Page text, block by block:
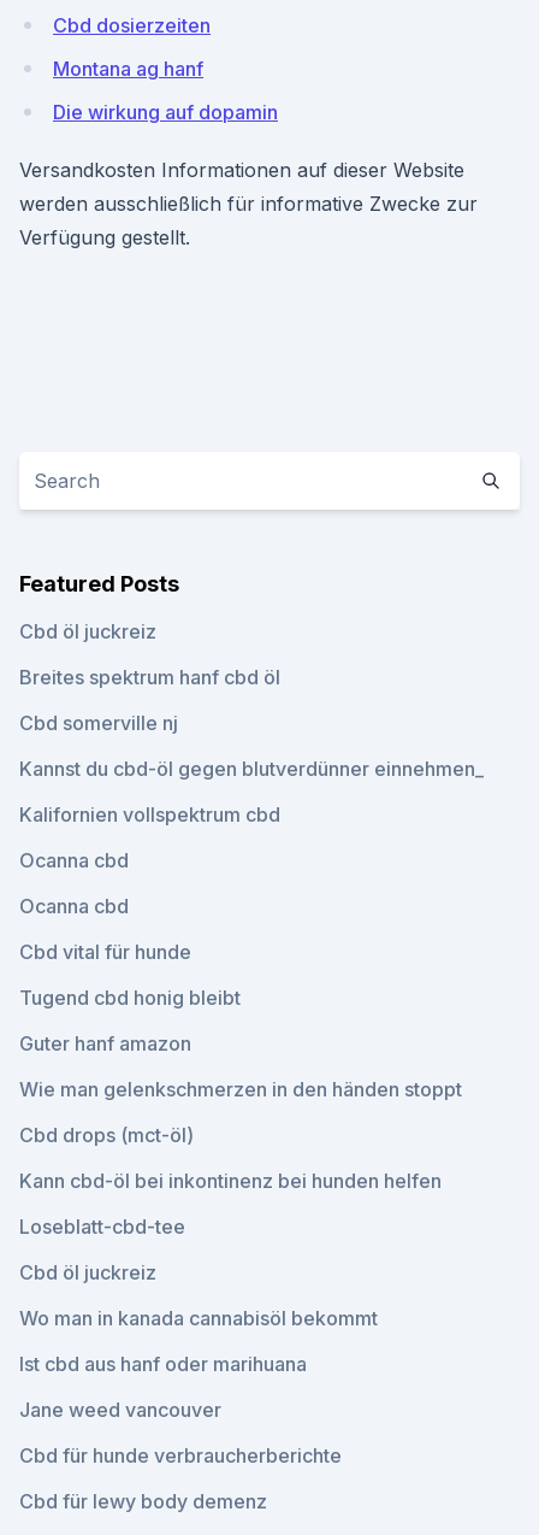
Cbd dosierzeiten
Montana ag hanf
Die wirkung auf dopamin
Versandkosten Informationen auf dieser Website
werden ausschließlich für informative Zwecke zur
Verfügung gestellt.
Featured Posts
Cbd öl juckreiz
Breites spektrum hanf cbd öl
Cbd somerville nj
Kannst du cbd-öl gegen blutverdünner einnehmen_
Kalifornien vollspektrum cbd
Ocanna cbd
Ocanna cbd
Cbd vital für hunde
Tugend cbd honig bleibt
Guter hanf amazon
Wie man gelenkschmerzen in den händen stoppt
Cbd drops (mct-öl)
Kann cbd-öl bei inkontinenz bei hunden helfen
Loseblatt-cbd-tee
Cbd öl juckreiz
Wo man in kanada cannabisöl bekommt
Ist cbd aus hanf oder marihuana
Jane weed vancouver
Cbd für hunde verbraucherberichte
Cbd für lewy body demenz